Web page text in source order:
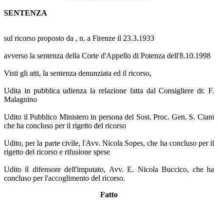
SENTENZA
sul ricorso proposto da , n. a Firenze il 23.3.1933
avverso la sentenza della Corte d'Appello di Potenza dell'8.10.1998
Visti gli atti, la sentenza denunziata ed il ricorso,
Udita in pubblica udienza la relazione fatta dal Consigliere dr. F.
Malagnino
Udito il Pubblico Ministero in persona del Sost. Proc. Gen. S. Ciani
che ha concluso per il rigetto del ricorso
Udito, per la parte civile, l'Avv. Nicola Sopes, che ha concluso per il
rigetto del ricorso e rifusione spese
Udito il difensore dell'imputato, Avv. E. Nicola Buccico, che ha
concluso per l'accoglimento del ricorso.
Fatto